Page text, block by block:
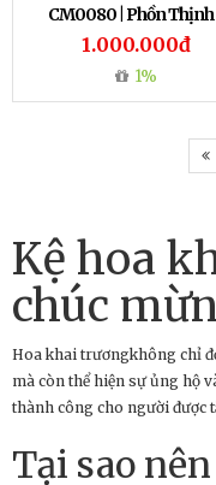
CM0080 | Phồn Thịnh
1.000.000đ
1%
Kệ hoa
chúc
Hoa khai trươngkhông chỉ
mà còn thể hiện sự ủng hộ
thành công cho người được
Tại sao